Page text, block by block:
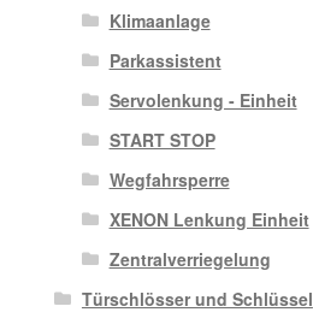
Klimaanlage
Parkassistent
Servolenkung - Einheit
START STOP
Wegfahrsperre
XENON Lenkung Einheit
Zentralverriegelung
Türschlösser und Schlüssel